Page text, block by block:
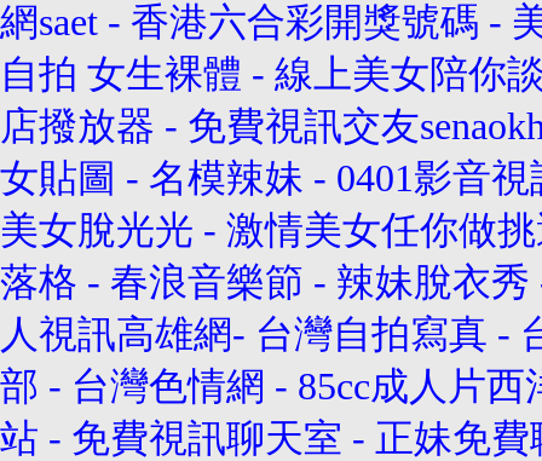
網saet - 香港六合彩開獎號碼 -
自拍 女生裸體 - 線上美女陪你
店撥放器 - 免費視訊交友
女貼圖 - 名模辣妹 - 0401影音
美女脫光光 - 激情美女任你做
落格 - 春浪音樂節 - 辣妹脫衣秀
人視訊高雄網- 台灣自拍寫真 -
部 - 台灣色情網 - 85cc成人片西
站 - 免費視訊聊天室 - 正妹免費